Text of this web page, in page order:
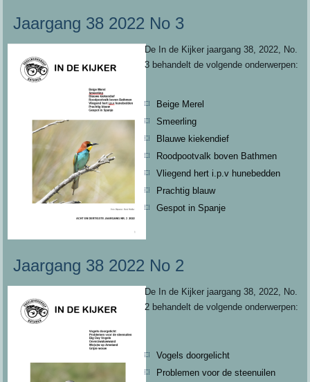
Jaargang 38 2022 No 3
De In de Kijker jaargang 38, 2022, No.
3 behandelt de volgende onderwerpen:
Beige Merel
Smeerling
Blauwe kiekendief
Roodpootvalk boven Bathmen
Vliegend hert i.p.v hunebedden
Prachtig blauw
Gespot in Spanje
Jaargang 38 2022 No 2
De In de Kijker jaargang 38, 2022, No.
2 behandelt de volgende onderwerpen:
Vogels doorgelicht
Problemen voor de steenuilen